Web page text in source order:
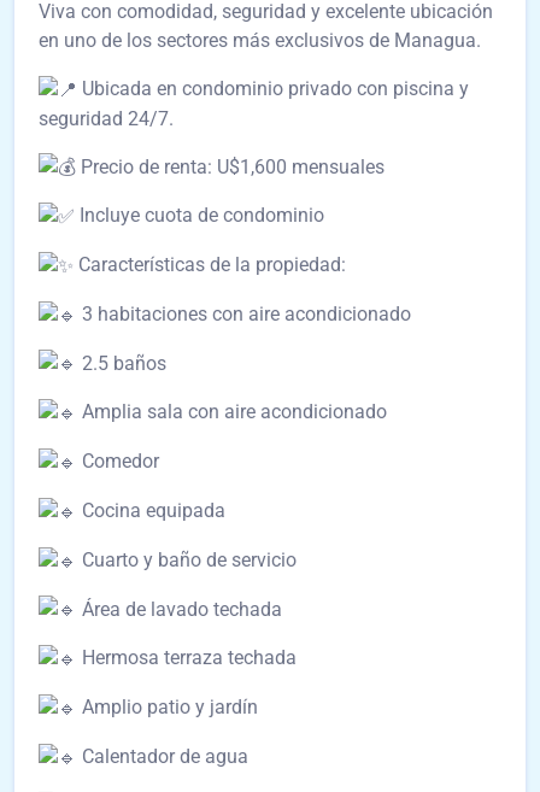
Viva con comodidad, seguridad y excelente ubicación
en uno de los sectores más exclusivos de Managua.
Ubicada en condominio privado con piscina y
seguridad 24/7.
Precio de renta: U$1,600 mensuales
Incluye cuota de condominio
Características de la propiedad:
3 habitaciones con aire acondicionado
2.5 baños
Amplia sala con aire acondicionado
Comedor
Cocina equipada
Cuarto y baño de servicio
Área de lavado techada
Hermosa terraza techada
Amplio patio y jardín
Calentador de agua